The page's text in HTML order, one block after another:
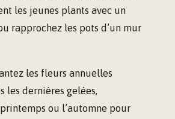
les jeunes plants avec un
rapprochez les pots d’un mur
les fleurs annuelles
les dernières gelées,
ou l’automne pour